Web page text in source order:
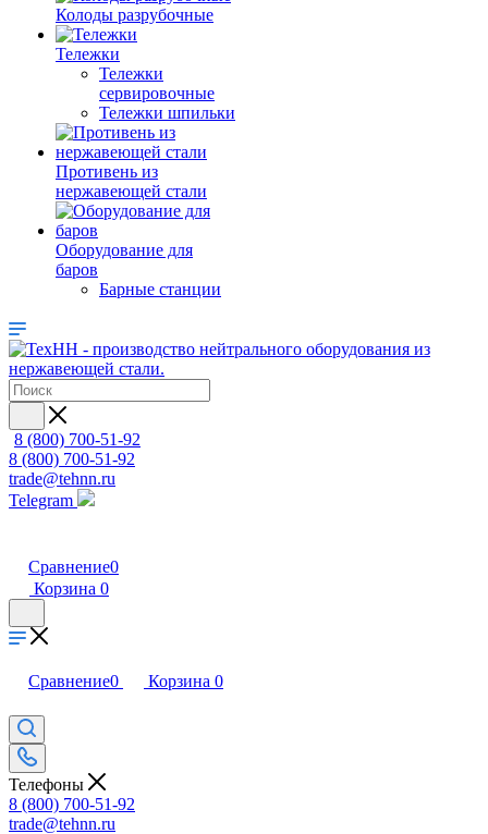
Колоды разрубочные
Тележки
Тележки
сервировочные
Тележки шпильки
Противень из
нержавеющей стали
Оборудование для
баров
Барные станции
8 (800) 700-51-92
8 (800) 700-51-92
trade@tehnn.ru
Telegram
Сравнение0
Корзина 0
Сравнение0 Корзина 0
Телефоны
8 (800) 700-51-92
trade@tehnn.ru